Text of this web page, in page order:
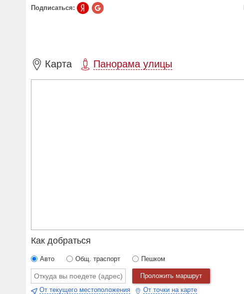
Подписаться:
Карта Панорама улицы
Как добраться
Авто Общ. траспорт Пешком
Проложить маршрут
От текущего местоположения
От точки на карте